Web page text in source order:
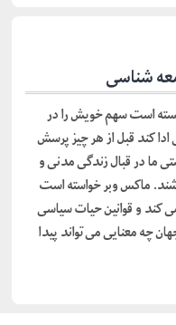
شناسی
است سهم خویش را در
کند قبل از هر چیز پرسش
ما در قبال زندگی مدنی و
ماکس وبر خواسته است
کند و قوانین حیات سیاسی
چه معنایی می تواند پیدا